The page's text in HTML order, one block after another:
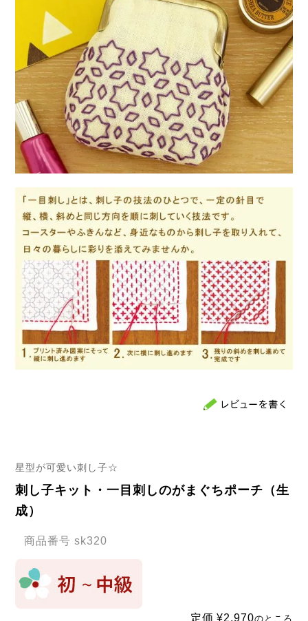
星型が可愛い刺し子☆
刺し子キット・一目刺しのがまぐちポーチ（生
成）
商品番号 sk320
定価 ¥2,970のところ